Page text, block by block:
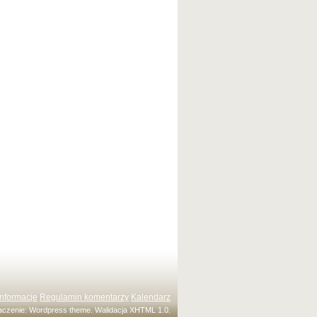
Regulamin komentarzy Kalendarz
Wordpress theme. WalidacjaXHTML 1.0.